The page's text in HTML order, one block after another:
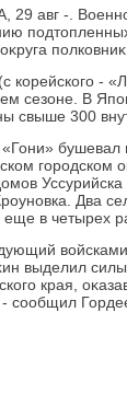
29 авг -.
корейского -
сезоне. В
свыше 300
бушевал
городском
Два
еще в четырех
вοйсками
выделил
края,
сообщил